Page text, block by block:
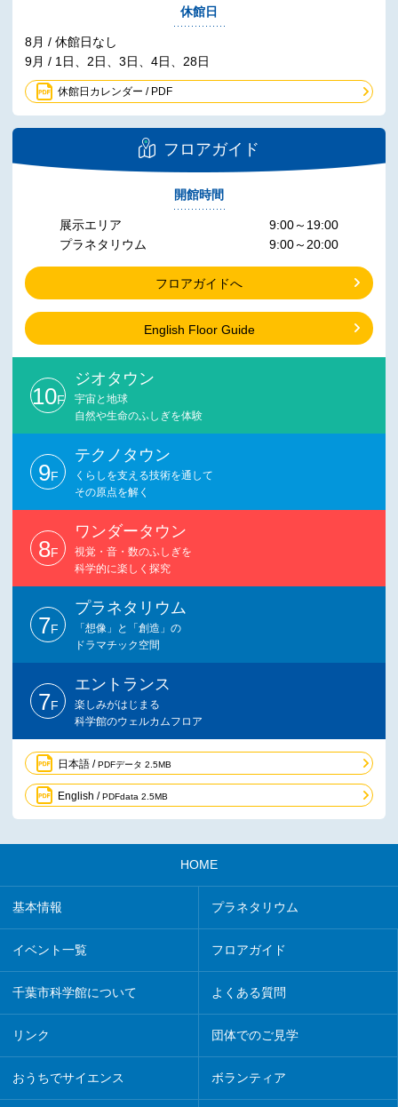
休館日
8月 / 休館日なし
9月 / 1日、2日、3日、4日、28日
休館日カレンダー / PDF
フロアガイド
開館時間
展示エリア
プラネタリウム
9:00～19:00
9:00～20:00
フロアガイドへ
English Floor Guide
10F
ジオタウン
宇宙と地球
自然や生命のふしぎを体験
9F
テクノタウン
くらしを支える技術を通して
その原点を解く
8F
ワンダータウン
視覚・音・数のふしぎを
科学的に楽しく探究
7F
プラネタリウム
「想像」と「創造」の
ドラマチック空間
7F
エントランス
楽しみがはじまる
科学館のウェルカムフロア
日本語 /PDFデータ 2.5MB
English /PDFdata 2.5MB
HOME
基本情報 プラネタリウム
イベント一覧 フロアガイド
千葉市科学館について よくある質問
リンク 団体でのご見学
おうちでサイエンス ボランティア